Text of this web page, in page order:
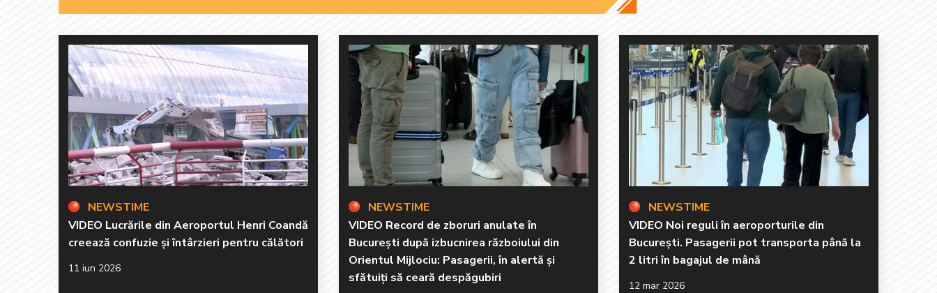
NEWSTIME
VIDEO Lucrările din Aeroportul Henri Coandă
creează confuzie și întârzieri pentru călători
11 iun 2026
NEWSTIME
VIDEO Record de zboruri anulate în
București după izbucnirea războiului din
Orientul Mijlociu: Pasagerii, în alertă și
sfătuiți să ceară despăgubiri
NEWSTIME
VIDEO Noi reguli în aeroporturile din
București. Pasagerii pot transporta până la
2 litri în bagajul de mână
12 mar 2026